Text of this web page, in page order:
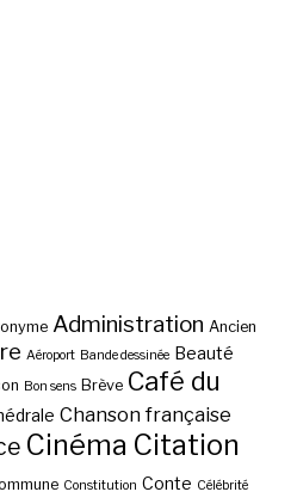
Administration Ancien
Aéroport Bande dessinée Beauté
Bon sens Brève Café du
Chanson française
Cinéma Citation
Constitution Conte Célébrité